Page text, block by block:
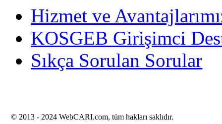
Hizmet ve
KOSGEB Girişimci
Sıkça Sorulan Sorular
© 2013 - 2024 WebCARI.com, tüm hakları saklıdır.